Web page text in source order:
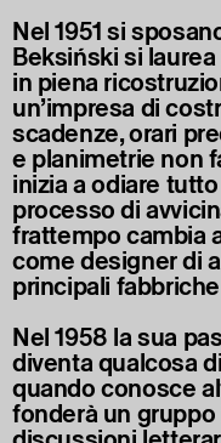
Nel 1951 si
Beksiński si
in piena
un’impresa di
scadenze, orari
e planimetrie non
inizia a odiare
processo di
frattempo cambia
come designer di
principali
Nel 1958 la sua
diventa qualcosa
quando conosce
fonderà un